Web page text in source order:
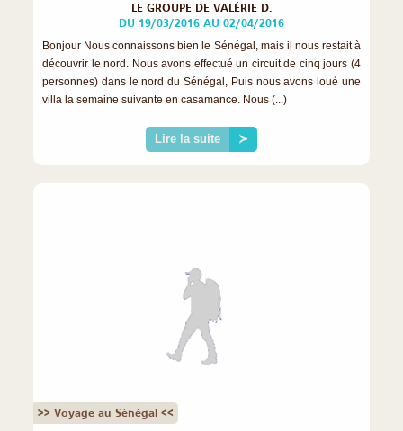
LE GROUPE DE VALÉRIE D.
DU 19/03/2016 AU 02/04/2016
Bonjour Nous connaissons bien le Sénégal, mais il nous restait à
découvrir le nord. Nous avons effectué un circuit de cinq jours (4
personnes) dans le nord du Sénégal, Puis nous avons loué une
villa la semaine suivante en casamance. Nous (...)
Lire la suite ≻
>> Voyage au Sénégal <<